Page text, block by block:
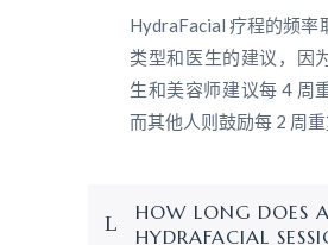
HydraFacial 疗程的频率
类型和医生的建议，因
生和美容师建议每 4 周
而其他人则鼓励每 2 周重
HOW LONG DOES A
HYDRAFACIAL